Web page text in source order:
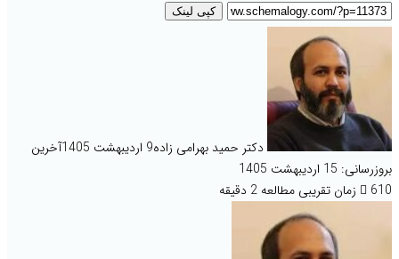
کپی لینک
دکتر حمید بهرامی زاده9 اردیبهشت 1405
آخرین
بروزرسانی: 15 اردیبهشت 1405
610
زمان تقریبی مطالعه 2 دقیقه